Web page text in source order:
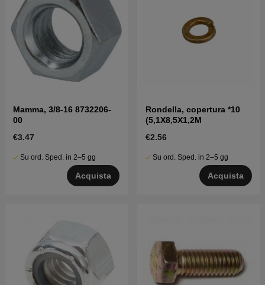
Mamma, 3/8-16 8732206-
00
€3.47
Su ord. Sped. in 2–5 gg
Acquista
Rondella, copertura *10
(5,1X8,5X1,2M
€2.56
Su ord. Sped. in 2–5 gg
Acquista